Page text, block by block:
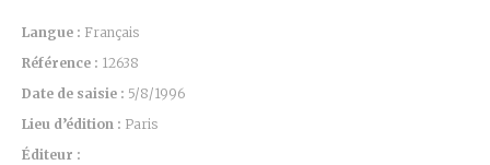
Langue : Français
Référence : 12638
Date de saisie : 5/8/1996
Lieu d’édition : Paris
Éditeur :